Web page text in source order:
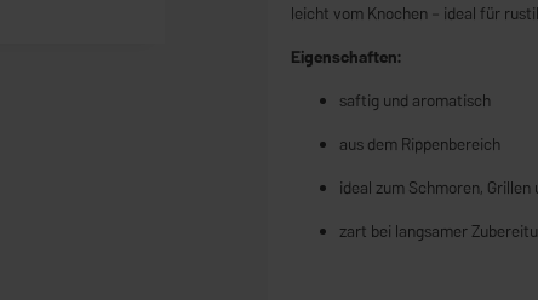
leicht vom Knochen – ideal für
Eigenschaften:
saftig und aromatisch
aus dem Rippenbereich
ideal zum Schmoren, Grillen
zart bei langsamer